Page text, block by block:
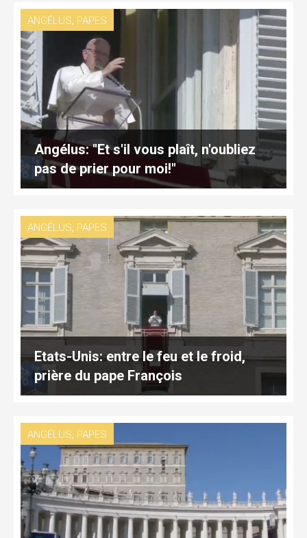
ANGÉLUS, PAPES
Angélus: "Et s'il vous plaît, n'oubliez
pas de prier pour moi!"
ANGÉLUS, PAPES
Etats-Unis: entre le feu et le froid,
prière du pape François
ANGÉLUS, PAPES